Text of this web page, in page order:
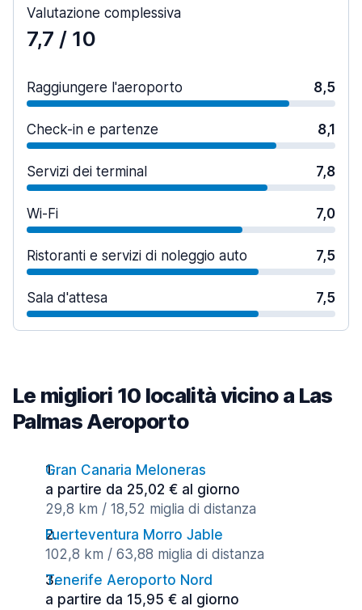
Valutazione complessiva
7,7 / 10
Raggiungere l'aeroporto 8,5
Check-in e partenze 8,1
Servizi dei terminal 7,8
Wi-Fi 7,0
Ristoranti e servizi di noleggio auto 7,5
Sala d'attesa 7,5
Le migliori 10 località vicino a Las
Palmas Aeroporto
Gran Canaria Meloneras
a partire da 25,02 € al giorno
29,8 km / 18,52 miglia di distanza
Fuerteventura Morro Jable
102,8 km / 63,88 miglia di distanza
Tenerife Aeroporto Nord
a partire da 15,95 € al giorno